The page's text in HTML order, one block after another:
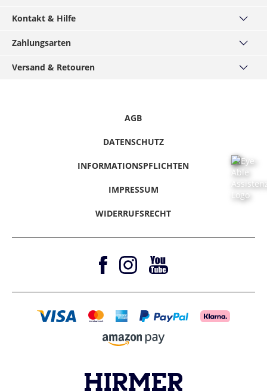
MÄNNERKARTE
Gutscheine & Aktionen
Barrierefreiheitserklärung
Kontakt & Hilfe
Grössentabellen
Zahlungsarten
Klarna - Sofort bezahlen
Versand & Retouren
AGB
DATENSCHUTZ
INFORMATIONSPFLICHTEN
IMPRESSUM
WIDERRUFSRECHT